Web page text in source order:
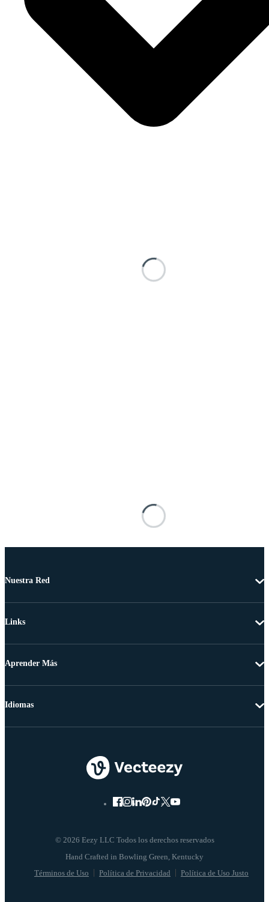
Nuestra Red
Links
Aprender Más
© 2026 Eezy LLC Todos los derechos reservados
Términos de Uso Política de Privacidad Política de Uso Justo
Idiomas